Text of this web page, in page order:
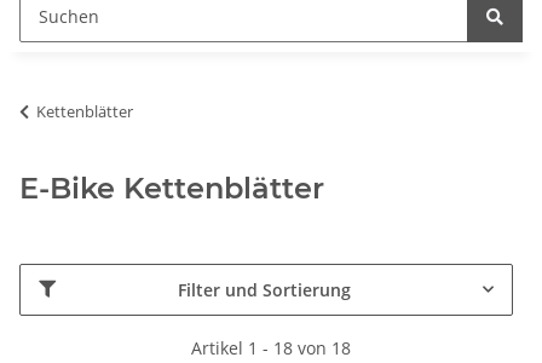
Kettenblätter
E-Bike Kettenblätter
Filter und Sortierung
Artikel 1 - 18 von 18